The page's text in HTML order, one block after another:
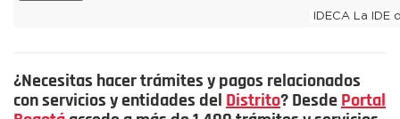
¿Necesitas hacer trámites y pagos relacionados
con servicios y entidades del Distrito? Desde Portal